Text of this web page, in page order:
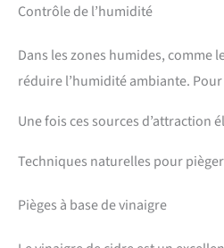
Contrôle de l’humidité
Dans les zones humides,
réduire l’humidité ambiante.
Une fois ces sources
Techniques naturelles pour
Pièges à base de vinaigre